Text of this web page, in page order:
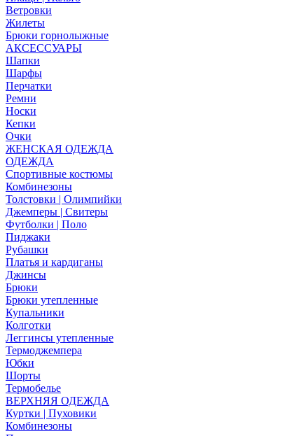
Ветровки
Жилеты
Брюки горнолыжные
АКСЕССУАРЫ
Шапки
Шарфы
Перчатки
Ремни
Носки
Кепки
Очки
ЖЕНСКАЯ ОДЕЖДА
ОДЕЖДА
Спортивные костюмы
Комбинезоны
Толстовки | Олимпийки
Джемперы | Свитеры
Футболки | Поло
Пиджаки
Рубашки
Платья и кардиганы
Джинсы
Брюки
Брюки утепленные
Купальники
Колготки
Леггинсы утепленные
Термоджемпера
Юбки
Шорты
Термобелье
ВЕРХНЯЯ ОДЕЖДА
Куртки | Пуховики
Комбинезоны